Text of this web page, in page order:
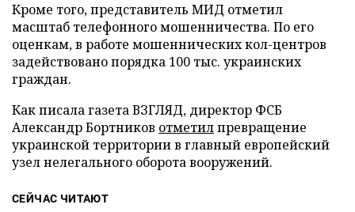
Кроме того, представитель МИД отметил
масштаб телефонного мошенничества. По его
оценкам, в работе мошеннических кол-центров
задействовано порядка 100 тыс. украинских
граждан.
Как писала газета ВЗГЛЯД, директор ФСБ
Александр Бортников отметилпревращение
украинской территории в главный европейский
узел нелегального оборота вооружений.
СЕЙЧАС ЧИТАЮТ